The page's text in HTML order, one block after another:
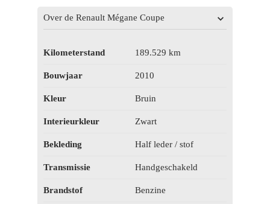
Over de Renault Mégane Coupe
Kilometerstand 189.529 km
Bouwjaar 2010
Kleur Bruin
Interieurkleur Zwart
Bekleding Half leder / stof
Transmissie Handgeschakeld
Brandstof Benzine